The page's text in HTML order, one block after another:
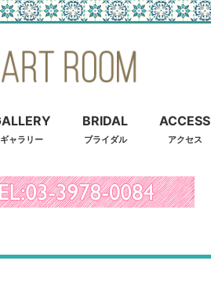
ギャラリー
BRIDAL
ブライダル
ACCESS
アクセス